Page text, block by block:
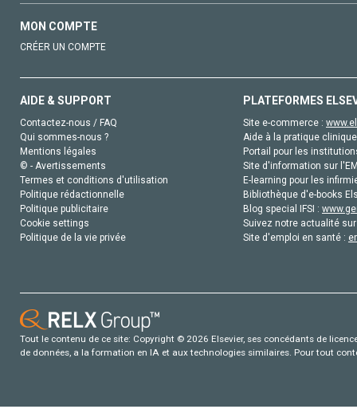
MON COMPTE
CRÉER UN COMPTE
AIDE & SUPPORT
Contactez-nous / FAQ
Qui sommes-nous ?
Mentions légales
© - Avertissements
Termes et conditions d'utilisation
Politique rédactionnelle
Politique publicitaire
Cookie settings
Politique de la vie privée
PLATEFORMES
Site e-commerce :
Aide à la pratique
Portail pour les
Site d'information sur
E-learning pour les
Bibliothèque d'e-books
Blog special IFSI :
Suivez notre actualité
Site d'emploi en santé :
Tout le contenu de ce site: Copyright © 2026 Elsevier, ses concédants de
de données, a la formation en IA et aux technologies similaires. Pour tout